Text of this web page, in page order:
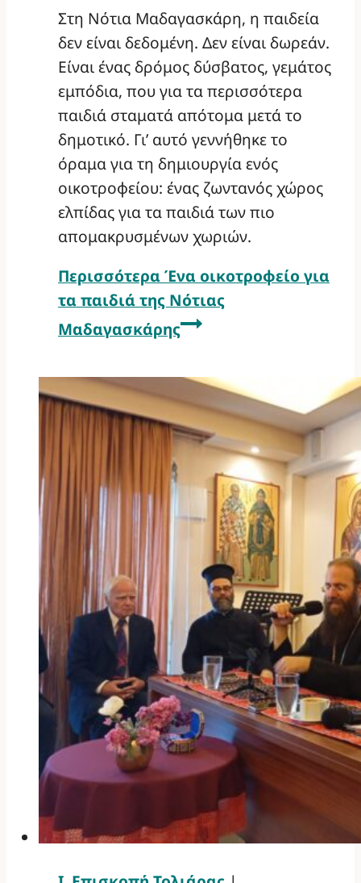
Στη Νότια Μαδαγασκάρη, η παιδεία
δεν είναι δεδομένη. Δεν είναι δωρεάν.
Είναι ένας δρόμος δύσβατος, γεμάτος
εμπόδια, που για τα περισσότερα
παιδιά σταματά απότομα μετά το
δημοτικό. Γι’ αυτό γεννήθηκε το
όραμα για τη δημιουργία ενός
οικοτροφείου: ένας ζωντανός χώρος
ελπίδας για τα παιδιά των πιο
απομακρυσμένων χωριών.
Περισσότερα Ένα οικοτροφείο για
τα παιδιά της Νότιας
Μαδαγασκάρης